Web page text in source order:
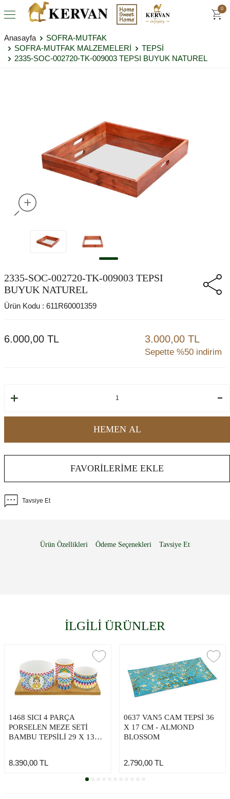
0
Anasayfa
SOFRA-MUTFAK
SOFRA-MUTFAK MALZEMELERİ
TEPSİ
2335-SOC-002720-TK-009003 TEPSI BUYUK NATUREL
2335-SOC-002720-TK-009003 TEPSI
BUYUK NATUREL
Ürün Kodu : 611R60001359
6.000,00 TL 3.000,00 TL
Sepette %50 indirim
HEMEN AL
FAVORILERIME EKLE
Tavsiye Et
Ürün Özellikleri Ödeme Seçenekleri Tavsiye Et
İLGİLİ ÜRÜNLER
1468 SICI 4 PARÇA
PORSELEN MEZE SETI
BAMBU TEPSILI 29 X 13
8.390,00 TL
0637 VAN5 CAM TEPSI 36
X 17 CM - ALMOND
BLOSSOM
2.790,00TL